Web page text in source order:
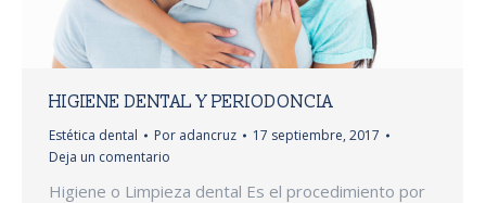
HIGIENE DENTAL Y PERIODONCIA
Estética dental Por adancruz
17 septiembre, 2017
Deja un comentario
Higiene o Limpieza dental Es el procedimiento por